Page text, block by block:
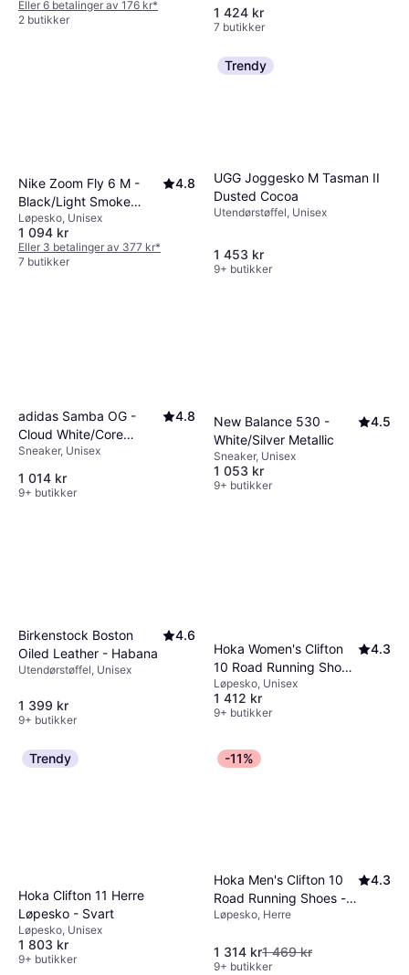
Eller 6 betalinger av 176 kr*
2 butikker
1 424 kr
7 butikker
Nike Zoom Fly 6 M -
Black/Light Smoke
Grey/White
4.8
Løpesko, Unisex
1 094 kr
Eller 3 betalinger av 377 kr*
7 butikker
Trendy
UGG Joggesko M Tasman II
Dusted Cocoa
Utendørstøffel, Unisex
1 453 kr
9+ butikker
adidas Samba OG -
Cloud White/Core
Black/Clear Granite
4.8
Sneaker, Unisex
1 014 kr
9+ butikker
New Balance 530 -
White/Silver Metallic
4.5
Sneaker, Unisex
1 053 kr
9+ butikker
Birkenstock Boston
Oiled Leather - Habana
4.6
Utendørstøffel, Unisex
1 399 kr
9+ butikker
Hoka Women's Clifton
10 Road Running Shoes
- Black
4.3
Løpesko, Unisex
1 412 kr
9+ butikker
Trendy
Hoka Clifton 11 Herre
Løpesko - Svart
Løpesko, Unisex
1 803 kr
9+ butikker
-11%
Hoka Men's Clifton 10
Road Running Shoes -
Sage/Neon Flame
4.3
Løpesko, Herre
1 314 kr1 469 kr
9+ butikker